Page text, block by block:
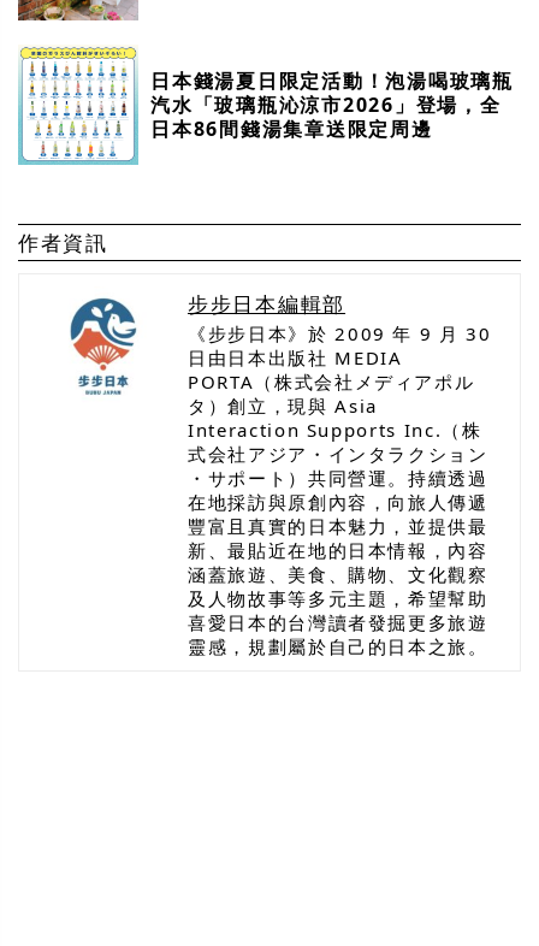
日本錢湯夏日限定活動！泡湯喝玻璃瓶
汽水「玻璃瓶沁涼市2026」登場，全
日本86間錢湯集章送限定周邊
作者資訊
步步日本編輯部
《步步日本》於 2009 年 9 月 30
日由日本出版社 MEDIA
PORTA（株式会社メディアポル
タ）創立，現與 Asia
Interaction Supports Inc.（株
式会社アジア・インタラクション
・サポート）共同營運。持續透過
在地採訪與原創內容，向旅人傳遞
豐富且真實的日本魅力，並提供最
新、最貼近在地的日本情報，內容
涵蓋旅遊、美食、購物、文化觀察
及人物故事等多元主題，希望幫助
喜愛日本的台灣讀者發掘更多旅遊
靈感，規劃屬於自己的日本之旅。